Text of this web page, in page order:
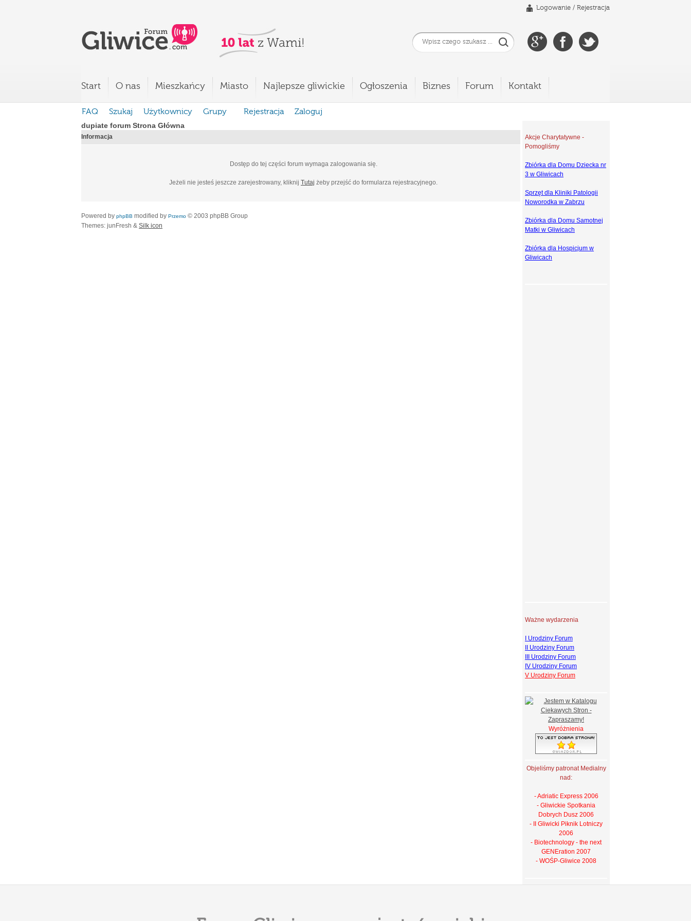
Logowanie / Rejestracja
Start O nas Mieszkańcy Miasto Najlepsze gliwickie Ogłoszenia Biznes Forum Kontakt
FAQ Szukaj Użytkownicy Grupy Rejestracja
Zaloguj
dupiate forum Strona Główna
Informacja
Dostęp do tej części forum wymaga zalogowania się.
Jeżeli nie jesteś jeszcze zarejestrowany, kliknij Tutaj żeby przejść do formularza rejestracyjnego.
Powered by phpBB modified by Przemo © 2003 phpBB Group
Themes: junFresh & Silk icon
Akcje Charytatywne -
Pomogliśmy
Zbiórka dla Domu Dziecka nr
3 w Gliwicach
Sprzęt dla Kliniki Patologii
Noworodka w Zabrzu
Zbiórka dla Domu Samotnej
Matki w Gliwicach
Zbiórka dla Hospicjum w
Gliwicach
Ważne wydarzenia
I Urodziny Forum
II Urodziny Forum
III Urodziny Forum
IV Urodziny Forum
V Urodziny Forum
Wyróżnienia
Objeliśmy patronat Medialny
nad:
- Adriatic Express 2006
- Gliwickie Spotkania
Dobrych Dusz 2006
- II Gliwicki Piknik Lotniczy
2006
- Biotechnology - the next
GENEration 2007
- WOŚP-Gliwice 2008